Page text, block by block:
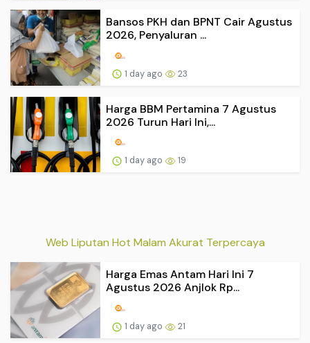
Bansos PKH dan BPNT Cair Agustus
2026, Penyaluran ...
1 day ago 23
Harga BBM Pertamina 7 Agustus
2026 Turun Hari Ini,...
1 day ago 19
Web Liputan Hot Malam Akurat Terpercaya
Harga Emas Antam Hari Ini 7
Agustus 2026 Anjlok Rp...
1 day ago 21